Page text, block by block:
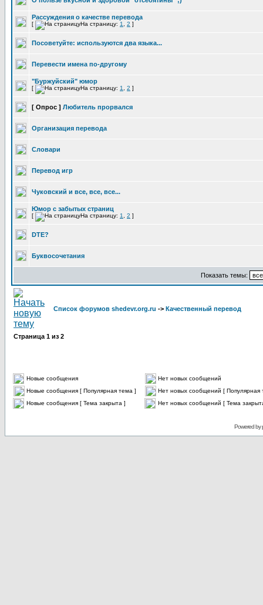
Рассуждения о качестве перевода
[ На страницу: 1 2 ]
Посоветуйте: используются два языка...
Перевести имена по-другому
"Буржуйский" юмор
[ На страницу: 1 2 ]
[ Опрос ] Любитель прорвался
Организация перевода
Словари
Перевод игр
Чуковский и все, все, все...
Юмор с забытых страниц
[ На страницу: 1 2 ]
DTE?
Буквосочетания
Показать темы:
Список форумов shedevr.org.ru -> Качественный перевод
Страница 1 из 2
Новые сообщения
Нет новых сообщений
Новые сообщения [ Популярная тема ]
Нет новых сообщений [ Популярная
Новые сообщения [ Тема закрыта ]
Нет новых сообщений [ Тема
Powered by